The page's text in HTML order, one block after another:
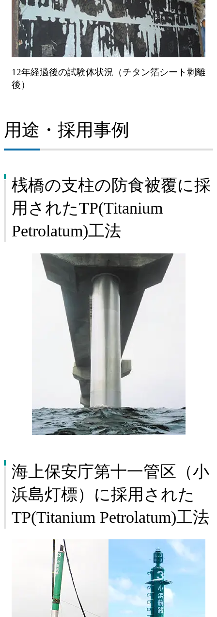
12年経過後の試験体状況（チタン箔シート剥離
後）
用途・採用事例
桟橋の支柱の防食被覆に採
用されたTP(Titanium
Petrolatum)工法
海上保安庁第十一管区（小
浜島灯標）に採用された
TP(Titanium Petrolatum)工法